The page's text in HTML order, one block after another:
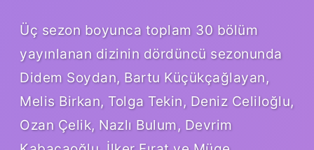
Üç sezon boyunca toplam 30 bölüm
yayınlanan dizinin dördüncü sezonunda
Didem Soydan, Bartu Küçükçağlayan,
Melis Birkan, Tolga Tekin, Deniz Celiloğlu,
Ozan Çelik, Nazlı Bulum, Devrim